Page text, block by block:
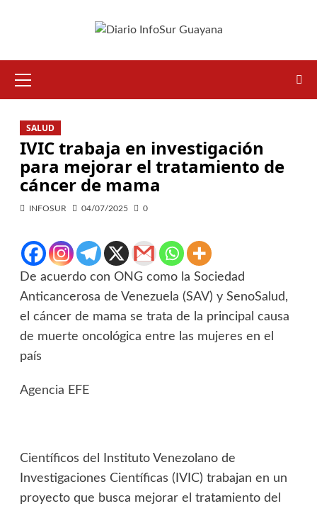
SALUD
IVIC trabaja en investigación
para mejorar el tratamiento de
cáncer de mama
INFOSUR 04/07/2025 0
De acuerdo con ONG como la Sociedad
Anticancerosa de Venezuela (SAV) y SenoSalud,
el cáncer de mama se trata de la principal causa
de muerte oncológica entre las mujeres en el
país
Agencia EFE
Científicos del Instituto Venezolano de
Investigaciones Científicas (IVIC) trabajan en un
proyecto que busca mejorar el tratamiento del